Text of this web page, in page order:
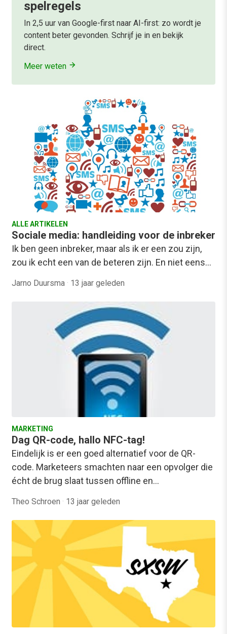
spelregels
In 2,5 uur van Google-first naar AI-first: zo wordt je
content beter gevonden. Schrijf je in en bekijk
direct.
Meer weten
ALLE ARTIKELEN
Sociale media: handleiding voor de inbreker
Ik ben geen inbreker, maar als ik er een zou zijn,
zou ik echt een van de beteren zijn. En niet eens…
Jarno Duursma · 13 jaar geleden
MARKETING
Dag QR-code, hallo NFC-tag!
Eindelijk is er een goed alternatief voor de QR-
code. Marketeers smachten naar een opvolger die
écht de brug slaat tussen offline en…
Theo Schroen · 13 jaar geleden